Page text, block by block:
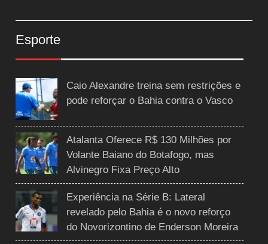
Esporte
Caio Alexandre treina sem restrições e
pode reforçar o Bahia contra o Vasco
Atalanta Oferece R$ 130 Milhões por
Volante Baiano do Botafogo, mas
Alvinegro Fixa Preço Alto
Experiência na Série B: Lateral
revelado pelo Bahia é o novo reforço
do Novorizontino de Enderson Moreira